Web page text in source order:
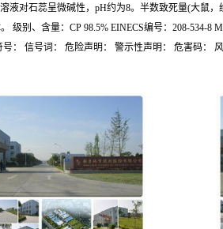
液对石蕊呈微碱性，pH约为8。半数致死量(大
别、含量：CP 98.5% EINECS编号：208-534-
： 信号词： 危险声明： 警示性声明： 危害码：